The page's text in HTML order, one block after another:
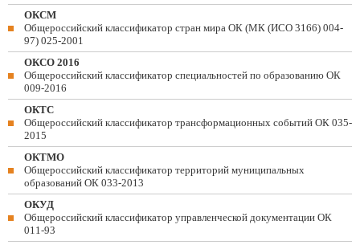
ОКСМ
Общероссийский классификатор стран мира ОК (МК (ИСО 3166) 004-
97) 025-2001
ОКСО 2016
Общероссийский классификатор специальностей по образованию ОК
009-2016
ОКТС
Общероссийский классификатор трансформационных событий ОК 035-
2015
ОКТМО
Общероссийский классификатор территорий муниципальных
образований ОК 033-2013
ОКУД
Общероссийский классификатор управленческой документации ОК
011-93